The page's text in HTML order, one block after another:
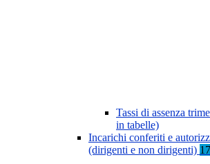
Tassi di assenza
in tabelle)
Incarichi conferiti e
(dirigenti e non dirigenti) 17